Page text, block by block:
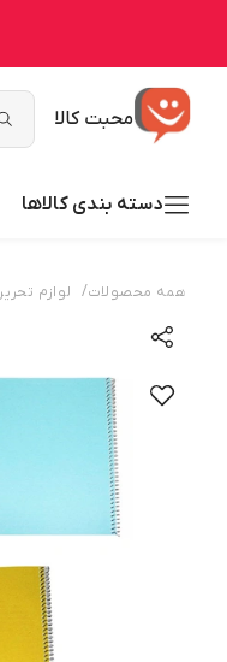
محبت کالا
دسته بندی کالاها
همه محصولات/ لوازم تحریر